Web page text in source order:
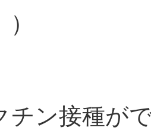
チン接種が